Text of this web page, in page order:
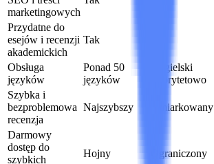
marketingowych
Przydatne do
esejów i recenzji
akademickich
Tak
Obsługa
języków
Ponad 50
języków
Angielski
priorytetowo
Szybka i
bezproblemowa
recenzja
Najszybszy Umiarkowany
Darmowy
dostęp do
szybkich
Hojny Ograniczony